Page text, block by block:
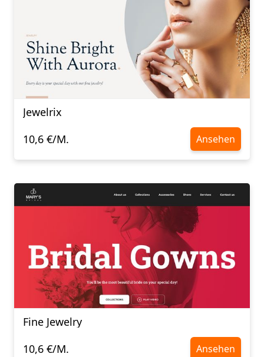
Jewelrix
10,6 €/M.
Ansehen
Fine Jewelry
10,6 €/M.
Ansehen